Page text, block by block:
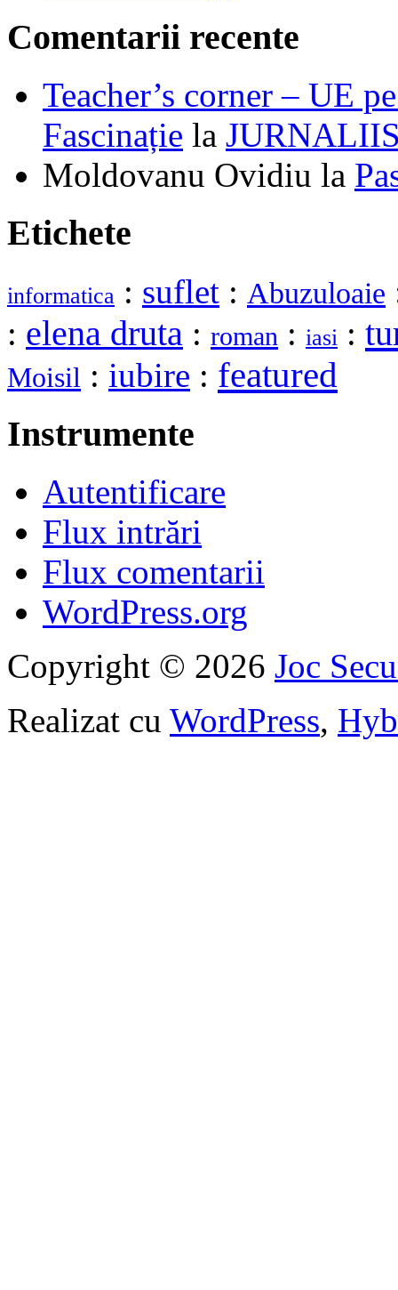
Comentarii recente
Teacher’s corner – UE
Fascinație la
Moldovanu Ovidiu la
Etichete
informatica : suflet : Abuzuloaie
: elena druta : roman : iasi :
Moisil : iubire : featured
Instrumente
Autentificare
Flux intrări
Flux comentarii
WordPress.org
Copyright © 2026 Joc
Realizat cu WordPress,